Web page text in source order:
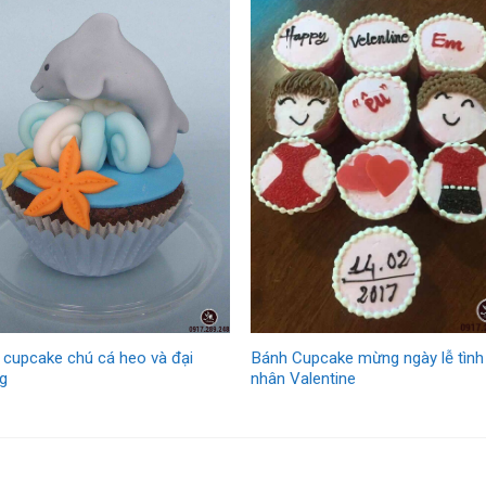
chú cá heo và đại
Bánh Cupcake mừng ngày lễ tình
nhân Valentine